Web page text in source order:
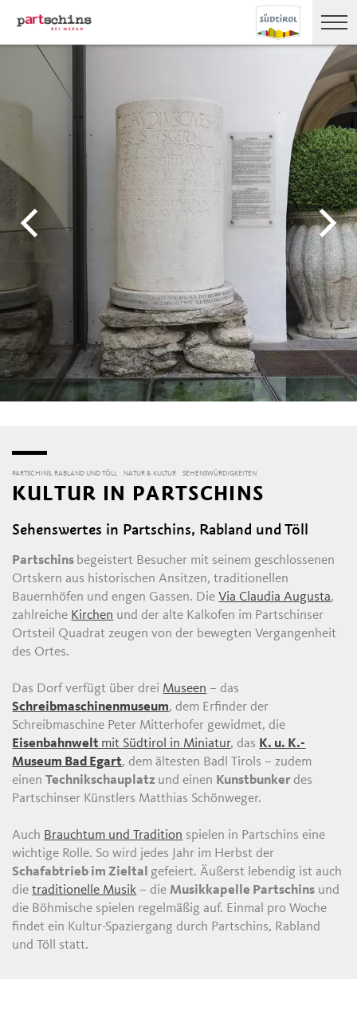
PARTSCHINS, RABLAND UND TÖLL NATUR & KULTUR SEHENSWÜRDIGKEITEN
KULTUR IN PARTSCHINS
Sehenswertes in Partschins, Rabland und Töll
Partschins begeistert Besucher mit seinem geschlossenen
Ortskern aus historischen Ansitzen, traditionellen
Bauernhöfen und engen Gassen. DieVia Claudia Augusta,
zahlreiche Kirchen und der alte Kalkofen im Partschinser
Ortsteil Quadrat zeugen von der bewegten Vergangenheit
des Ortes.
Das Dorf verfügt über drei Museen – das
Schreibmaschinenmuseum, dem Erfinder der
Schreibmaschine Peter Mitterhofer gewidmet, die
Eisenbahnwelt mit Südtirol in Miniatur, das K. u. K.-
Museum Bad Egart, dem ältesten Badl Tirols – zudem
einenTechnikschauplatz und einen Kunstbunkerdes
Partschinser Künstlers Matthias Schönweger.
Auch Brauchtum und Tradition spielen in Partschins eine
wichtige Rolle. So wird jedes Jahr im Herbst der
Schafabtrieb im Zieltal gefeiert. Äußerst lebendig ist auch
dietraditionelle Musik – dieMusikkapelle Partschins und
die Böhmische spielen regelmäßig auf. Einmal pro Woche
findet ein Kultur-Spaziergang durch Partschins, Rabland
und Töll statt.